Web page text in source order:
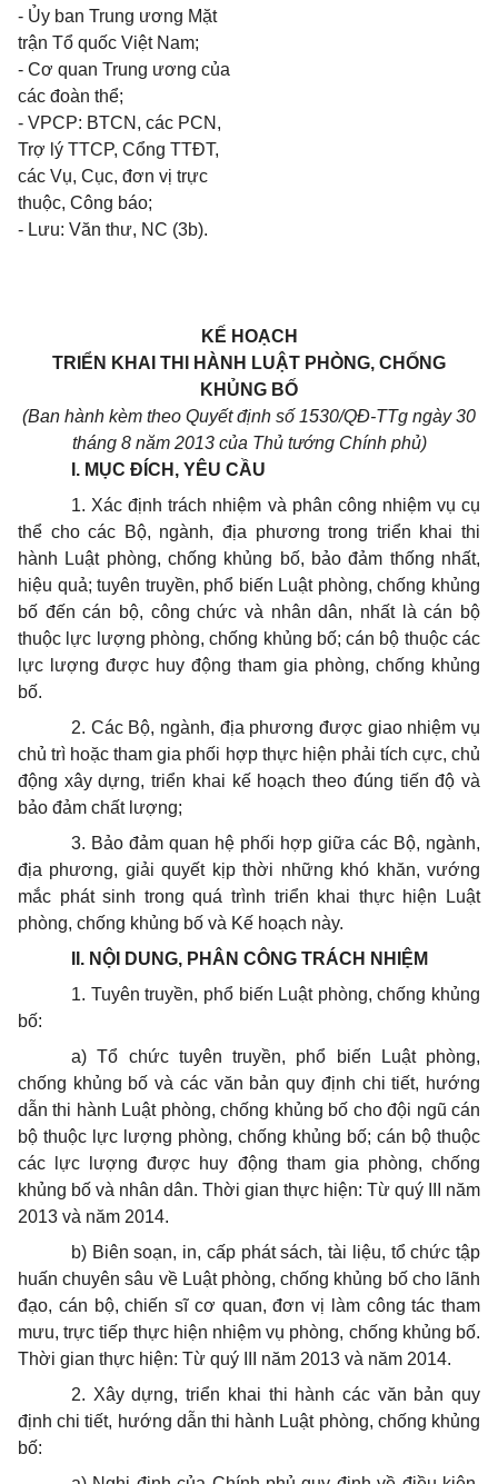
- Ủy ban Trung ương Mặt
trận Tổ quốc Việt Nam;
- Cơ quan Trung ương của
các đoàn thể;
- VPCP: BTCN, các PCN,
Trợ lý TTCP, Cổng TTĐT,
các Vụ, Cục, đơn vị trực
thuộc, Công báo;
- Lưu: Văn thư, NC (3b).
KẾ HOẠCH
TRIỂN KHAI THI HÀNH LUẬT PHÒNG, CHỐNG
KHỦNG BỐ
(Ban hành kèm theo Quyết định số 1530/QĐ-TTg ngày 30
tháng 8 năm 2013 của Thủ tướng Chính phủ)
I. MỤC ĐÍCH, YÊU CẦU
1. Xác định trách nhiệm và phân công nhiệm vụ cụ
thể cho các Bộ, ngành, địa phương trong triển khai thi
hành Luật phòng, chống khủng bố, bảo đảm thống nhất,
hiệu quả; tuyên truyền, phổ biến Luật phòng, chống khủng
bố đến cán bộ, công chức và nhân dân, nhất là cán bộ
thuộc lực lượng phòng, chống khủng bố; cán bộ thuộc các
lực lượng được huy động tham gia phòng, chống khủng
bố.
2. Các Bộ, ngành, địa phương được giao nhiệm vụ
chủ trì hoặc tham gia phối hợp thực hiện phải tích cực, chủ
động xây dựng, triển khai kế hoạch theo đúng tiến độ và
bảo đảm chất lượng;
3. Bảo đảm quan hệ phối hợp giữa các Bộ, ngành,
địa phương, giải quyết kịp thời những khó khăn, vướng
mắc phát sinh trong quá trình triển khai thực hiện Luật
phòng, chống khủng bố và Kế hoạch này.
II. NỘI DUNG, PHÂN CÔNG TRÁCH NHIỆM
1. Tuyên truyền, phổ biến Luật phòng, chống khủng
bố:
a) Tổ chức tuyên truyền, phổ biến Luật phòng,
chống khủng bố và các văn bản quy định chi tiết, hướng
dẫn thi hành Luật phòng, chống khủng bố cho đội ngũ cán
bộ thuộc lực lượng phòng, chống khủng bố; cán bộ thuộc
các lực lượng được huy động tham gia phòng, chống
khủng bố và nhân dân. Thời gian thực hiện: Từ quý III năm
2013 và năm 2014.
b) Biên soạn, in, cấp phát sách, tài liệu, tổ chức tập
huấn chuyên sâu về Luật phòng, chống khủng bố cho lãnh
đạo, cán bộ, chiến sĩ cơ quan, đơn vị làm công tác tham
mưu, trực tiếp thực hiện nhiệm vụ phòng, chống khủng bố.
Thời gian thực hiện: Từ quý III năm 2013 và năm 2014.
2. Xây dựng, triển khai thi hành các văn bản quy
định chi tiết, hướng dẫn thi hành Luật phòng, chống khủng
bố: